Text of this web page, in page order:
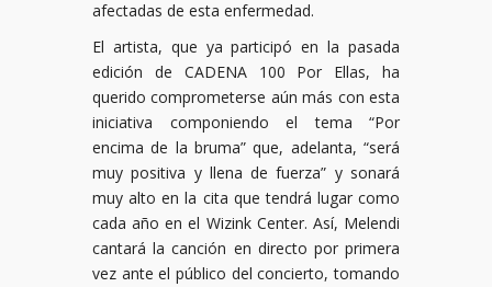
afectadas de esta enfermedad.
El artista, que ya participó en la pasada
edición de CADENA 100 Por Ellas, ha
querido comprometerse aún más con esta
iniciativa componiendo el tema “Por
encima de la bruma” que, adelanta, “será
muy positiva y llena de fuerza” y sonará
muy alto en la cita que tendrá lugar como
cada año en el Wizink Center. Así, Melendi
cantará la canción en directo por primera
vez ante el público del concierto, tomando